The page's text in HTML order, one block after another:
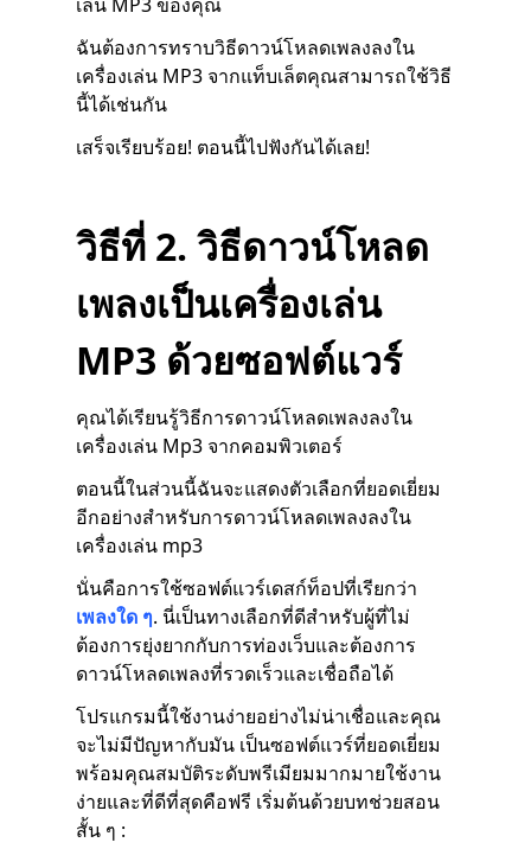
ฉันต้องการทราบวิธีดาวน์โหลดเพลงลงใน
เครื่องเล่น MP3 จากแท็บเล็ตคุณสามารถใช้วิธี
นี้ได้เช่นกัน
เสร็จเรียบร้อย! ตอนนี้ไปฟังกันได้เลย!
วิธีที่ 2. วิธีดาวน์โหลด
เพลงเป็นเครื่องเล่น
MP3 ด้วยซอฟต์แวร์
คุณได้เรียนรู้วิธีการดาวน์โหลดเพลงลงใน
เครื่องเล่น Mp3 จากคอมพิวเตอร์
ตอนนี้ในส่วนนี้ฉันจะแสดงตัวเลือกที่ยอดเยี่ยม
อีกอย่างสำหรับการดาวน์โหลดเพลงลงใน
เครื่องเล่น mp3
นั่นคือการใช้ซอฟต์แวร์เดสก์ท็อปที่เรียกว่า
เพลงใด ๆ. นี่เป็นทางเลือกที่ดีสำหรับผู้ที่ไม่
ต้องการยุ่งยากกับการท่องเว็บและต้องการ
ดาวน์โหลดเพลงที่รวดเร็วและเชื่อถือได้
โปรแกรมนี้ใช้งานง่ายอย่างไม่น่าเชื่อและคุณ
จะไม่มีปัญหากับมัน เป็นซอฟต์แวร์ที่ยอดเยี่ยม
พร้อมคุณสมบัติระดับพรีเมียมมากมายใช้งาน
ง่ายและที่ดีที่สุดคือฟรี เริ่มต้นด้วยบทช่วยสอน
สั้น ๆ :